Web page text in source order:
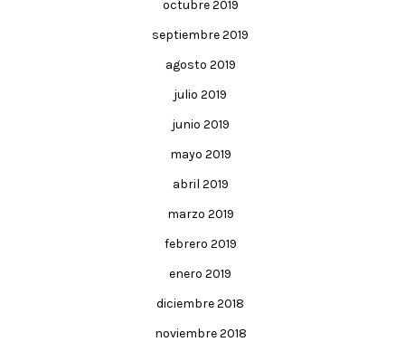
octubre 2019
septiembre 2019
agosto 2019
julio 2019
junio 2019
mayo 2019
abril 2019
marzo 2019
febrero 2019
enero 2019
diciembre 2018
noviembre 2018